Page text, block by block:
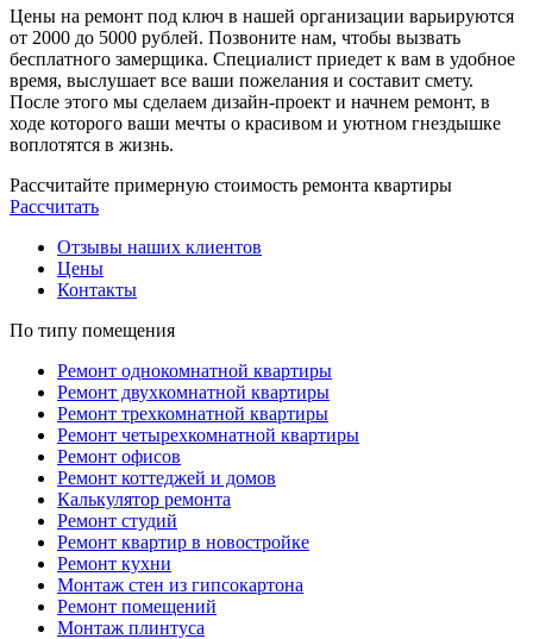
Цены на ремонт под ключ в нашей организации варьируются
от 2000 до 5000 рублей. Позвоните нам, чтобы вызвать
бесплатного замерщика. Специалист приедет к вам в удобное
время, выслушает все ваши пожелания и составит смету.
После этого мы сделаем дизайн-проект и начнем ремонт, в
ходе которого ваши мечты о красивом и уютном гнездышке
воплотятся в жизнь.
Рассчитайте примерную стоимость ремонта квартиры
Рассчитать
Отзывы наших клиентов
Цены
Контакты
По типу помещения
Ремонт однокомнатной квартиры
Ремонт двухкомнатной квартиры
Ремонт трехкомнатной квартиры
Ремонт четырехкомнатной квартиры
Ремонт офисов
Ремонт коттеджей и домов
Калькулятор ремонта
Ремонт студий
Ремонт квартир в новостройке
Ремонт кухни
Монтаж стен из гипсокартона
Ремонт помещений
Монтаж плинтуса